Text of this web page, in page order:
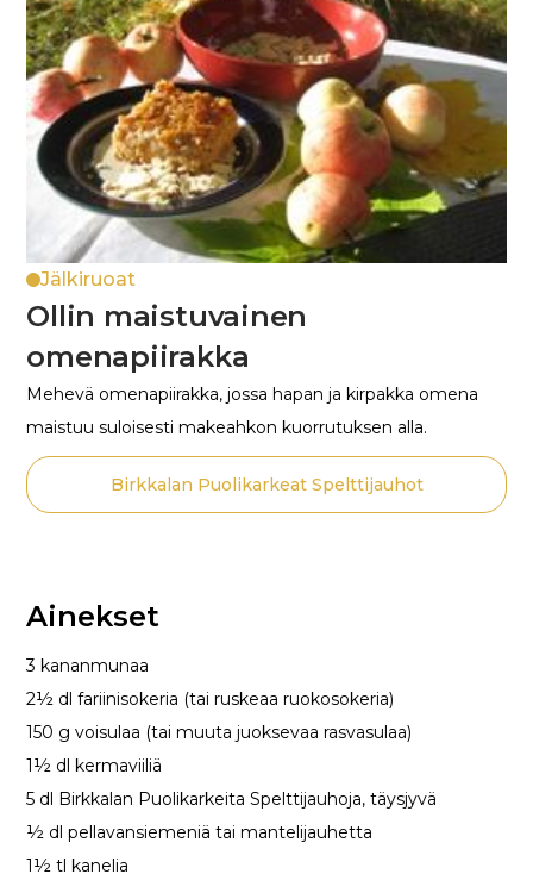
Jälkiruoat
Ollin maistuvainen
omenapiirakka
Mehevä omenapiirakka, jossa hapan ja kirpakka omena
maistuu suloisesti makeahkon kuorrutuksen alla.
Birkkalan Puolikarkeat Spelttijauhot
Ainekset
3 kananmunaa
2½ dl fariinisokeria (tai ruskeaa ruokosokeria)
150 g voisulaa (tai muuta juoksevaa rasvasulaa)
1½ dl kermaviiliä
5 dl Birkkalan Puolikarkeita Spelttijauhoja, täysjyvä
½ dl pellavansiemeniä tai mantelijauhetta
1½ tl kanelia